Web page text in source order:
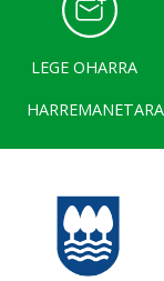
LEGE OHARRA